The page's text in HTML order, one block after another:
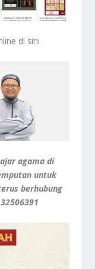
di sini
agama di
untuk
berhubung